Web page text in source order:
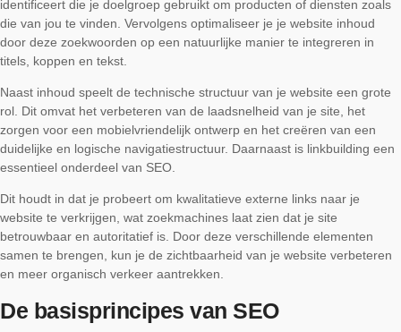
identificeert die je doelgroep gebruikt om producten of diensten zoals
die van jou te vinden. Vervolgens optimaliseer je je website inhoud
door deze zoekwoorden op een natuurlijke manier te integreren in
titels, koppen en tekst.
Naast inhoud speelt de technische structuur van je website een grote
rol. Dit omvat het verbeteren van de laadsnelheid van je site, het
zorgen voor een mobielvriendelijk ontwerp en het creëren van een
duidelijke en logische navigatiestructuur. Daarnaast is linkbuilding een
essentieel onderdeel van SEO.
Dit houdt in dat je probeert om kwalitatieve externe links naar je
website te verkrijgen, wat zoekmachines laat zien dat je site
betrouwbaar en autoritatief is. Door deze verschillende elementen
samen te brengen, kun je de zichtbaarheid van je website verbeteren
en meer organisch verkeer aantrekken.
De basisprincipes van SEO